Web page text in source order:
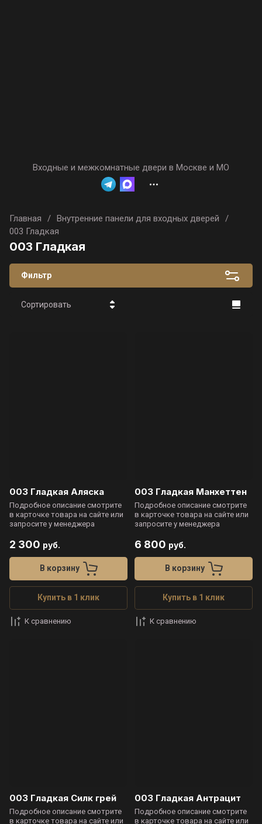
Входные и межкомнатные двери в Москве и МО
Главная / Внутренние панели для входных дверей
/
003 Гладкая
003 Гладкая
Фильтр
Сортировать
003 Гладкая Аляска
Подробное описание смотрите
в карточке товара на сайте или
запросите у менеджера
2 300 руб.
В корзину
Купить в 1 клик
К сравнению
003 Гладкая Манхеттен
Подробное описание смотрите
в карточке товара на сайте или
запросите у менеджера
6 800 руб.
В корзину
Купить в 1 клик
К сравнению
003 Гладкая Силк грей
Подробное описание смотрите
в карточке товара на сайте или
003 Гладкая Антрацит
Подробное описание смотрите
в карточке товара на сайте или